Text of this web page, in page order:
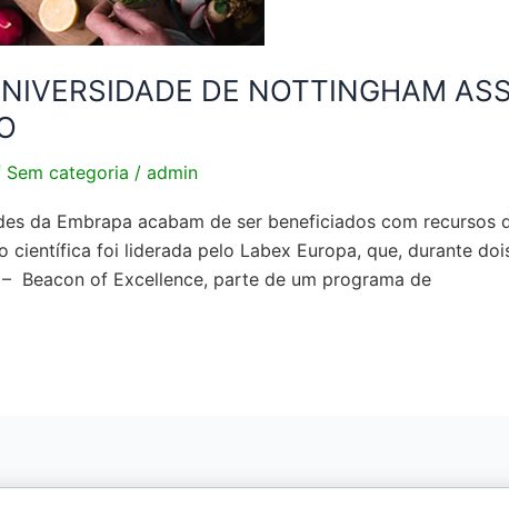
DE NOTTINGHAM
Sem categoria / admin
da Embrapa acabam de ser beneficiados com
científica foi liderada pelo Labex Europa, que, durante
Beacon of Excellence, parte de um programa de